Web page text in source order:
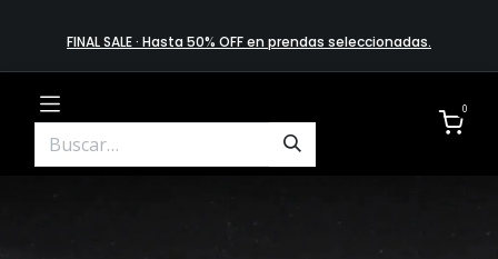
FINAL SALE · Hasta 50% OFF en prendas​ selecciona​das.
0